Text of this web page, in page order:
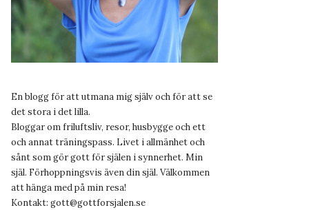
En blogg för att utmana mig själv och för att se
det stora i det lilla.
Bloggar om friluftsliv, resor, husbygge och ett
och annat träningspass. Livet i allmänhet och
sånt som gör gott för själen i synnerhet. Min
själ. Förhoppningsvis även din själ. Välkommen
att hänga med på min resa!
Kontakt: gott@gottforsjalen.se